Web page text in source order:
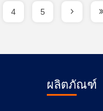
4 5
ผลิตภัณฑ์